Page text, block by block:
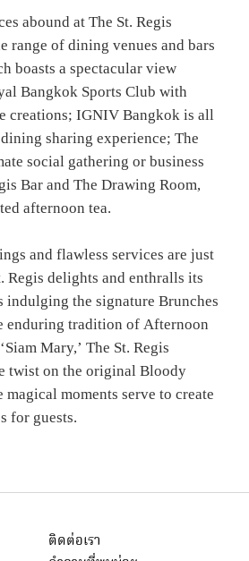
abound at The St. Regis
range of dining venues and bars
boasts a spectacular view
Bangkok Sports Club with
creations; IGNIV Bangkok is all
sharing experience; The
social gathering or business
Bar and The Drawing Room,
afternoon tea.
and flawless services are just
Regis delights and enthralls its
indulging the signature Brunches
enduring tradition of Afternoon
Mary,’ The St. Regis
twist on the original Bloody
moments serve to create
for guests.
ติดต่อเรา